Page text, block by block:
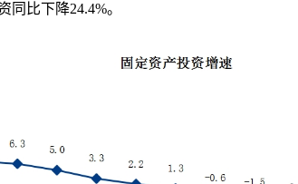
同比下降24.4%。